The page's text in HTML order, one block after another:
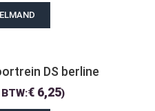
DS berline
€6,25)